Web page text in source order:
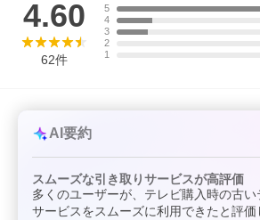
4.60
62件
5
4
3
2
1
AI要約
スムーズな引き取りサービスが高評価
多くのユーザーが、テレビ購入時の古い
サービスをスムーズに利用できたと評